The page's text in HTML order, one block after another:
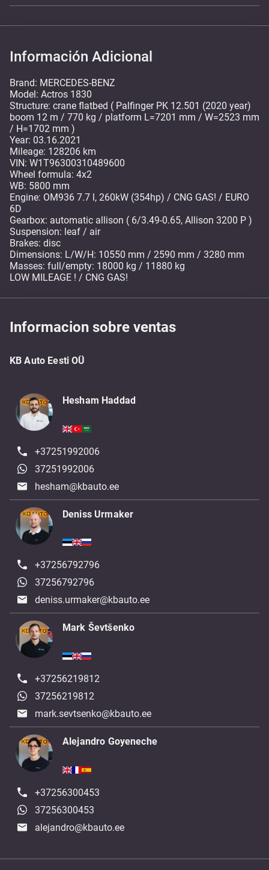
Información Adicional
Brand: MERCEDES-BENZ
Model: Actros 1830
Structure: crane flatbed ( Palfinger PK 12.501 (2020 year)
boom 12 m / 770 kg / platform L=7201 mm / W=2523 mm
/ H=1702 mm )
Year: 03.16.2021
Mileage: 128206 km
VIN: W1T96300310489600
Wheel formula: 4x2
WB: 5800 mm
Engine: OM936 7.7 l, 260kW (354hp) / CNG GAS! / EURO
6D
Gearbox: automatic allison ( 6/3.49-0.65, Allison 3200 P )
Suspension: leaf / air
Brakes: disc
Dimensions: L/W/H: 10550 mm / 2590 mm / 3280 mm
Masses: full/empty: 18000 kg / 11880 kg
LOW MILEAGE ! / CNG GAS!
Informacion sobre ventas
KB Auto Eesti OÜ
Hesham Haddad
+37251992006
37251992006
hesham@kbauto.ee
Deniss Urmaker
+37256792796
37256792796
deniss.urmaker@kbauto.ee
Mark Ševtšenko
+37256219812
37256219812
mark.sevtsenko@kbauto.ee
Alejandro Goyeneche
+37256300453
37256300453
alejandro@kbauto.ee